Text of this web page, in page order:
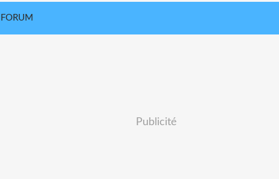
FORUM
Publicité